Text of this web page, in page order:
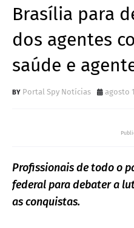
Brasília para
dos agentes
saúde e
Portal Spy Notícias agosto
Profissionais de todo o
federal para debater a
as conquistas.